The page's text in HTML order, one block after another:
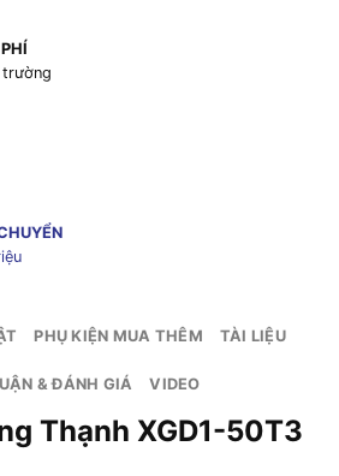
PHỤ KIỆN MUA THÊM TÀI LIỆU
& ĐÁNH GIÁ VIDEO
Thạnh XGD1-50T3